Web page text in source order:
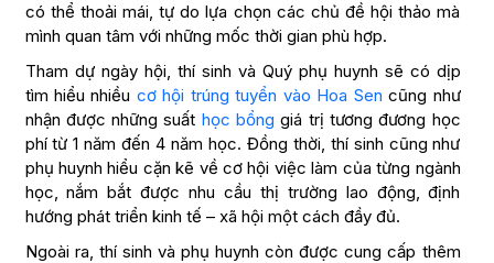
có thể thoải mái, tự do lựa chọn các chủ đề hội thảo mà
mình quan tâm với những mốc thời gian phù hợp.
Tham dự ngày hội, thí sinh và Quý phụ huynh sẽ có dịp
tìm hiểu nhiều cơ hội trúng tuyển vào Hoa Sen cũng như
nhận được những suất học bổng giá trị tương đương học
phí từ 1 năm đến 4 năm học. Đồng thời, thí sinh cũng như
phụ huynh hiểu cặn kẽ về cơ hội việc làm của từng ngành
học, nắm bắt được nhu cầu thị trường lao động, định
hướng phát triển kinh tế – xã hội một cách đầy đủ.
Ngoài ra, thí sinh và phụ huynh còn được cung cấp thêm